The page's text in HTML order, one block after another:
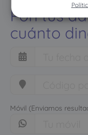
Pon tus
cuánto
Móvil (Enviamos